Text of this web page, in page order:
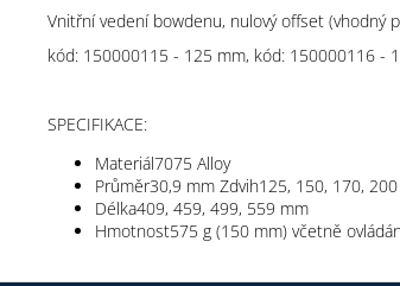
Vnitřní vedení bowdenu, nulový offset (vhodný
kód: 150000115 - 125 mm, kód: 150000116 -
SPECIFIKACE:
Materiál7075 Alloy
Průměr30,9 mm Zdvih125, 150, 170,
Délka409, 459, 499, 559 mm
Hmotnost575 g (150 mm) včetně